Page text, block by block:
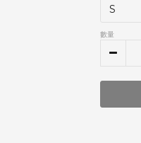
數量